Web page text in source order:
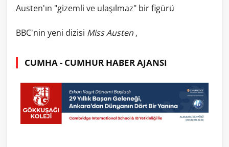
Austen'ın "gizemli ve ulaşılmaz" bir figürü
BBC'nin yeni dizisi Miss Austen ,
CUMHA - CUMHUR HABER AJANSI